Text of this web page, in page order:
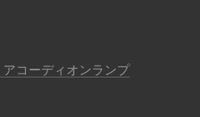
コーディオンランプ